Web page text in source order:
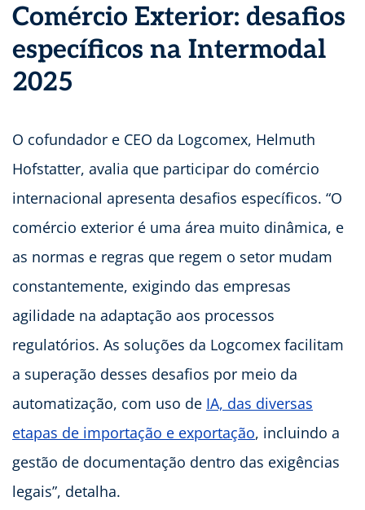
Comércio Exterior: desafios
específicos na Intermodal
2025
O cofundador e CEO da Logcomex, Helmuth
Hofstatter, avalia que participar do comércio
internacional apresenta desafios específicos. “O
comércio exterior é uma área muito dinâmica, e
as normas e regras que regem o setor mudam
constantemente, exigindo das empresas
agilidade na adaptação aos processos
regulatórios. As soluções da Logcomex facilitam
a superação desses desafios por meio da
automatização, com uso de IA, das diversas
etapas de importação e exportação, incluindo a
gestão de documentação dentro das exigências
legais”, detalha.